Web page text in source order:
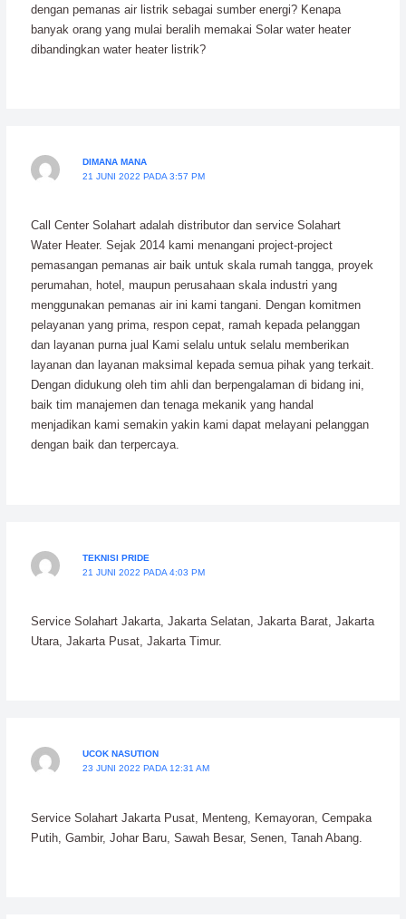
dengan pemanas air listrik sebagai sumber energi? Kenapa
banyak orang yang mulai beralih memakai Solar water heater
dibandingkan water heater listrik?
DIMANA MANA
21 JUNI 2022 PADA 3:57 PM
Call Center Solahart adalah distributor dan service Solahart
Water Heater. Sejak 2014 kami menangani project-project
pemasangan pemanas air baik untuk skala rumah tangga, proyek
perumahan, hotel, maupun perusahaan skala industri yang
menggunakan pemanas air ini kami tangani. Dengan komitmen
pelayanan yang prima, respon cepat, ramah kepada pelanggan
dan layanan purna jual Kami selalu untuk selalu memberikan
layanan dan layanan maksimal kepada semua pihak yang terkait.
Dengan didukung oleh tim ahli dan berpengalaman di bidang ini,
baik tim manajemen dan tenaga mekanik yang handal
menjadikan kami semakin yakin kami dapat melayani pelanggan
dengan baik dan terpercaya.
TEKNISI PRIDE
21 JUNI 2022 PADA 4:03 PM
Service Solahart Jakarta, Jakarta Selatan, Jakarta Barat, Jakarta
Utara, Jakarta Pusat, Jakarta Timur.
UCOK NASUTION
23 JUNI 2022 PADA 12:31 AM
Service Solahart Jakarta Pusat, Menteng, Kemayoran, Cempaka
Putih, Gambir, Johar Baru, Sawah Besar, Senen, Tanah Abang.